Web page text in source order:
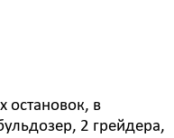
остановок, в
2 грейдера,